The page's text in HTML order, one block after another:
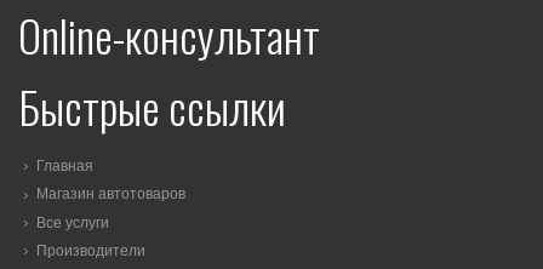
Online-консультант
Быстрые ссылки
Главная
Магазин автотоваров
Все услуги
Производители